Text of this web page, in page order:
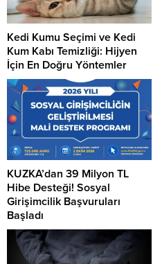
Kedi Kumu Seçimi ve Kedi
Kum Kabı Temizliği: Hijyen
İçin En Doğru Yöntemler
KUZKA’dan 39 Milyon TL
Hibe Desteği! Sosyal
Girişimcilik Başvuruları
Başladı